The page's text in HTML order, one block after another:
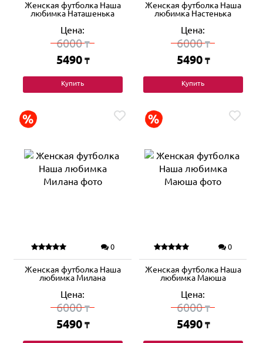
Женская футболка Наша
любимка Наташенька
Цена:
6000₸
5490 ₸
Купить
Женская футболка Наша
любимка Настенька
Цена:
6000₸
5490 ₸
Купить
0
Женская футболка Наша
любимка Милана
Цена:
6000₸
5490 ₸
0
Женская футболка Наша
любимка Маюша
Цена:
6000₸
5490 ₸